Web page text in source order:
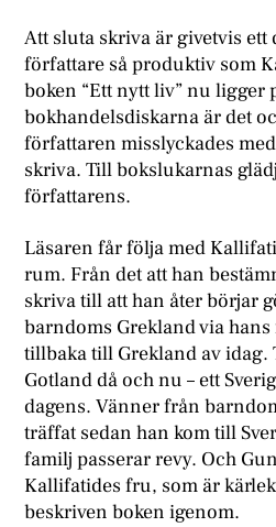
Att sluta skriva är givetvis ett
författare så produktiv som
boken “Ett nytt liv” nu ligger
bokhandelsdiskarna är det
författaren misslyckades
skriva. Till bokslukarnas
författarens.
Läsaren får följa med
rum. Från det att han
skriva till att han åter börjar
barndoms Grekland via
tillbaka till Grekland av idag.
Gotland då och nu – ett
dagens. Vänner från
träffat sedan han kom till
familj passerar revy. Och
Kallifatides fru, som är
beskriven boken igenom.